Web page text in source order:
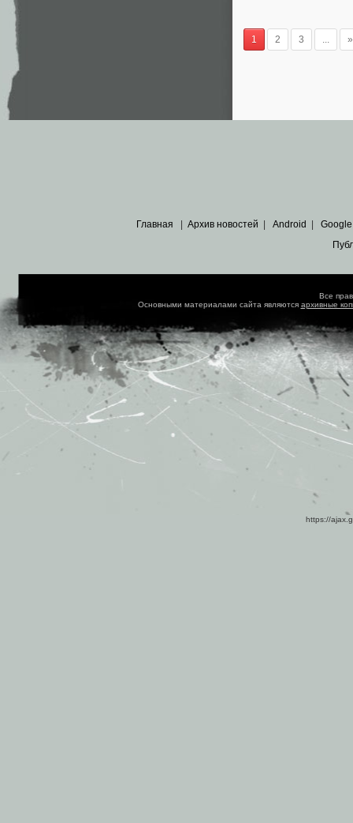
1 2 3 »
Главная | Архив новостей | Android | Google
Все
Основными материалами сайта являются архивные
https://